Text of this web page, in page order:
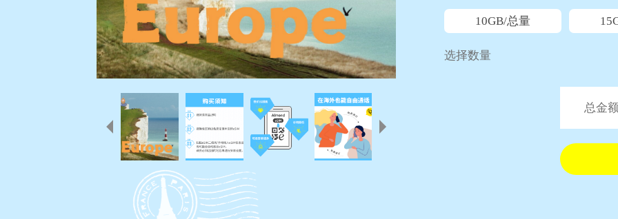
10GB/总量
选择数量
总金